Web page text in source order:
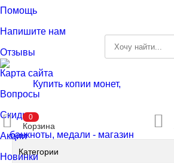
Помощь
Напишите нам
Отзывы
Карта сайта
Вопросы
Скидки
Акции
Новинки
0
Корзина
Категории